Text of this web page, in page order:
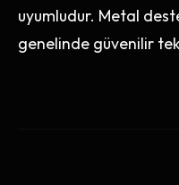
uyumludur. Metal
genelinde güvenilir